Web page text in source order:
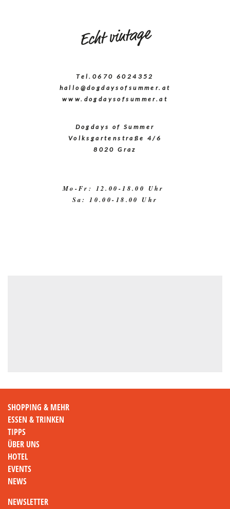
Echt vintage
Tel. 0670 6024352
hallo@dogdaysofsummer.at
www.dogdaysofsummer.at
Dogdays of Summer
Volksgartenstraße 4/6
8020 Graz
Mo-Fr: 12.00-18.00 Uhr
SHOPPING & MEHR
ESSEN & TRINKEN
TIPPS
ÜBER UNS
HOTEL
EVENTS
NEWS
NEWSLETTER